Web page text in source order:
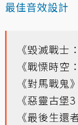
最佳音效設計
《毀滅戰士
《戰慄時空
《對馬戰鬼》
《惡靈古堡
《最後生還